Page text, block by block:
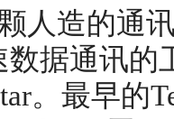
人造的通
据通讯的
。最早的